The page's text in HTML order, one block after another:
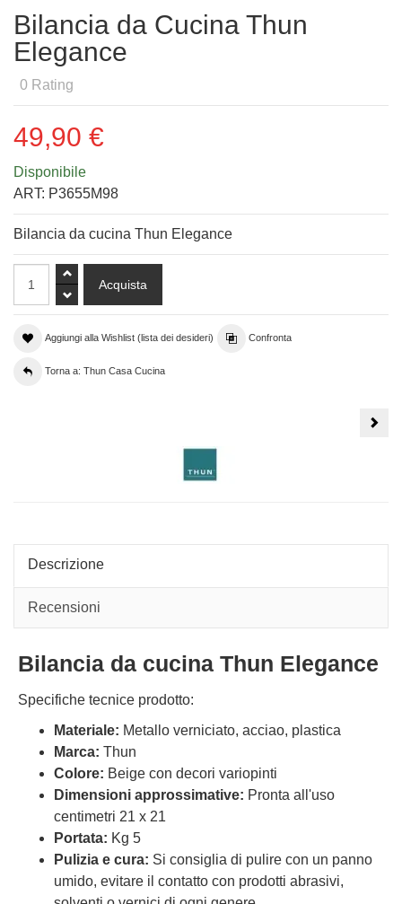
Bilancia da Cucina Thun
Elegance
0 Rating
49,90 €
Disponibile
ART: P3655M98
Bilancia da cucina Thun Elegance
Aggiungi alla Wishlist (lista dei desideri) Confronta
Torna a: Thun Casa Cucina
Descrizione
Recensioni
Bilancia da cucina Thun Elegance
Specifiche tecnice prodotto:
Materiale: Metallo verniciato, acciao, plastica
Marca: Thun
Colore: Beige con decori variopinti
Dimensioni approssimative: Pronta all'uso
centimetri 21 x 21
Portata: Kg 5
Pulizia e cura: Si consiglia di pulire con un panno
umido, evitare il contatto con prodotti abrasivi,